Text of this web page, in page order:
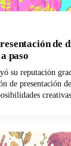
de
paso
su reputación
de presentación
creativas
de vídeo